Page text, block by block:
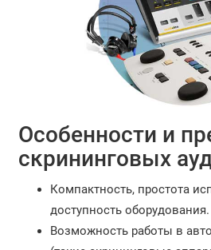
Особенности и
скрининговых
Компактность, простота
доступность оборудования.
Возможность работы в